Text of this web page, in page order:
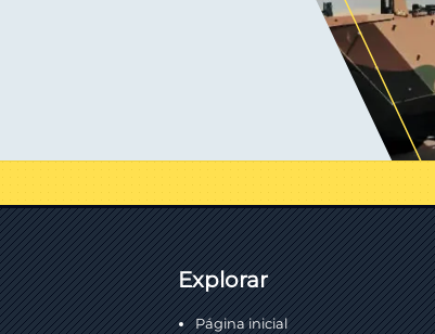
Explorar
Página inicial